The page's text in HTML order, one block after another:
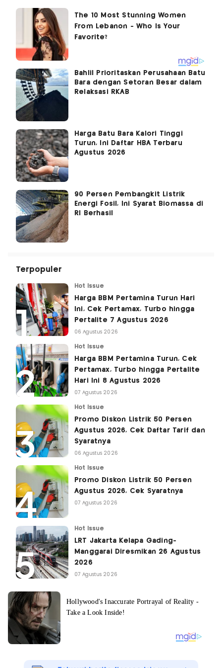
Bahlil Prioritaskan Perusahaan Batu
Bara dengan Setoran Besar dalam
Relaksasi RKAB
Harga Batu Bara Kalori Tinggi
Turun, Ini Daftar HBA Terbaru
Agustus 2026
90 Persen Pembangkit Listrik
Energi Fosil, Ini Syarat Biomassa di
RI Berhasil
Terpopuler
Hot Issue
Harga BBM Pertamina Turun Hari
Ini, Cek Pertamax, Turbo hingga
Pertalite 7 Agustus 2026
06 Agustus 2026
Hot Issue
Harga BBM Pertamina Turun, Cek
Pertamax, Turbo hingga Pertalite
Hari Ini 8 Agustus 2026
07 Agustus 2026
Hot Issue
Promo Diskon Listrik 50 Persen
Agustus 2026, Cek Daftar Tarif dan
Syaratnya
06 Agustus 2026
Hot Issue
Promo Diskon Listrik 50 Persen
Agustus 2026, Cek Syaratnya
07 Agustus 2026
Hot Issue
LRT Jakarta Kelapa Gading-
Manggarai Diresmikan 26 Agustus
2026
07 Agustus 2026